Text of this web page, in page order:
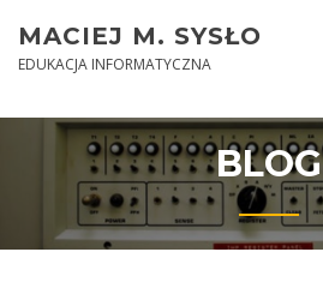
content
MACIEJ M. SYSŁO
EDUKACJA INFORMATYCZNA
BLOG